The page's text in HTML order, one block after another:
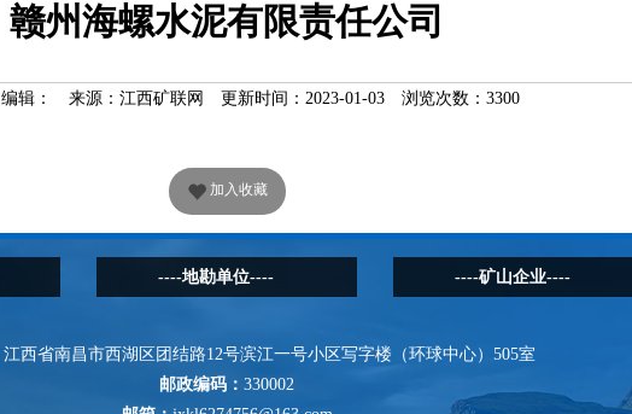
赣州海螺水泥有限责任公司
编辑： 来源：江西矿联网 更新时间：2023-01-03 浏览次数： 3300
加入收藏
----地勘单位---- ----矿山企业----
江西省南昌市西湖区团结路12号滨江一号小区写字楼（环球中心）505室
邮政编码： 330002